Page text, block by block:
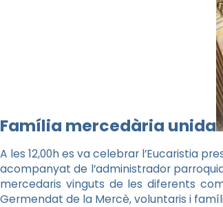
Família mercedària unida
A les 12,00h es va celebrar l’Eucaristia
acompanyat de l’administrador
mercedaris vinguts de les diferents
Germendat de la Mercè, voluntaris i